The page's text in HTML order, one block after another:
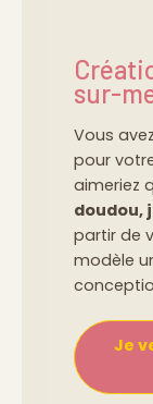
sur-
Vous
pour
aimeriez
doudou,
partir de
modèle
Je